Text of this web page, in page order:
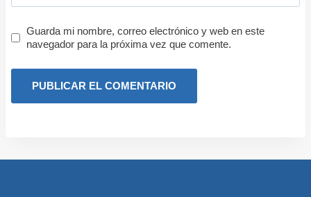
Guarda mi nombre, correo electrónico y web en este
navegador para la próxima vez que comente.